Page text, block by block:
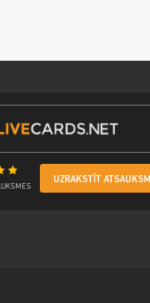
UZRAKSTĪT ATSAUKSMI